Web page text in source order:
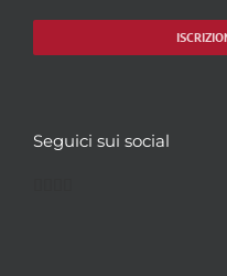
Seguici sui social